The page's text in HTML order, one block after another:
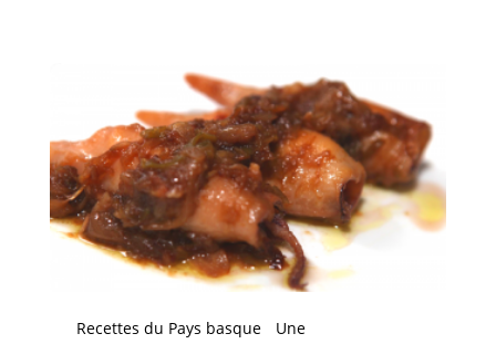
Recettes du Pays basque Une